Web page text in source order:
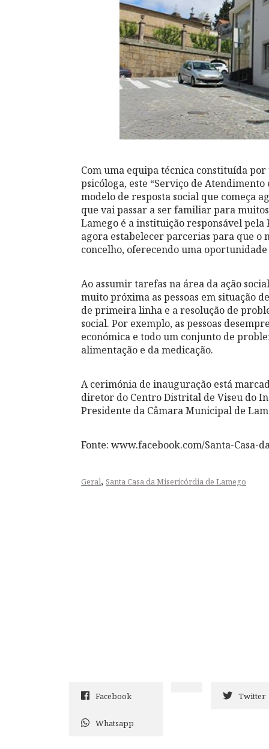
Com uma equipa técnica constituída
psicóloga, este “Serviço de
modelo de resposta social que começa
que vai passar a ser familiar para
Lamego é a instituição responsável pela
agora estabelecer parcerias para que o
concelho, oferecendo uma
Ao assumir tarefas na área da ação
muito próxima as pessoas em situação
de primeira linha e a resolução de
social. Por exemplo, as pessoas
económica e todo um conjunto de
alimentação e da medicação.
A cerimónia de inauguração está
diretor do Centro Distrital de Viseu do
Presidente da Câmara Municipal de
Fonte: www.facebook.com/Santa-Casa-
Geral, Santa Casa da Misericórdia de Lamego
Facebook Twitter
Whatsapp